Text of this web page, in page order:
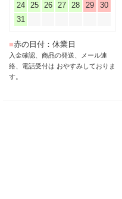
24
25 26 27 28 29
30
31
■赤の日付：休業日
入金確認、商品の発送、メール連
絡、電話受付は おやすみしておりま
す。